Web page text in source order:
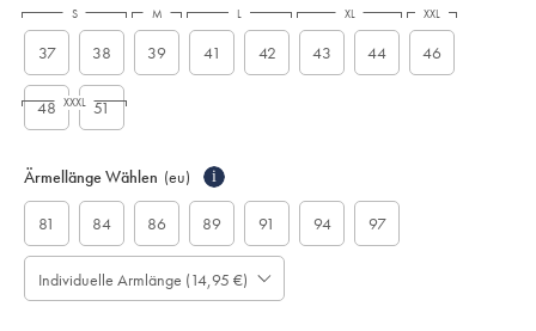
37 38 39 41 42 43 44 46
48 51
S M L XL XXL
XXXL
Ärmellänge Wählen (eu) i
81 84 86 89 91 94 97
Individuelle Armlänge (14,95 €)